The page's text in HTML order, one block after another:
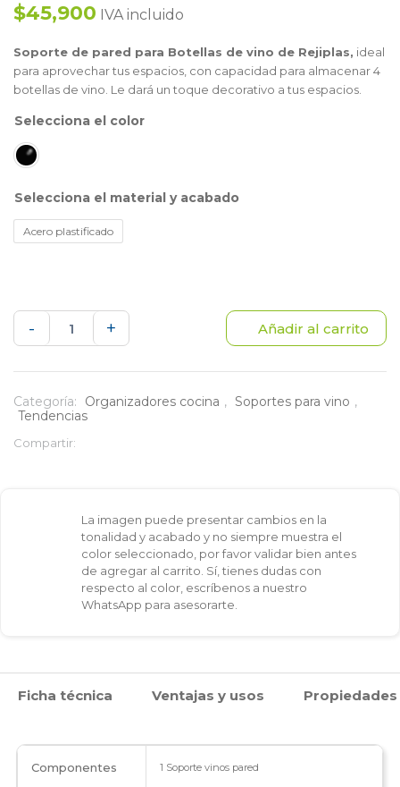
$45,900 IVA incluido
Soporte de pared para Botellas de vino de Rejiplas, ideal
para aprovechar tus espacios, con capacidad para almacenar 4
botellas de vino. Le dará un toque decorativo a tus espacios.
color
material y acabado
Acero plastificado
-
Soporte
de
+ Añadir al carrito
Categoría: Organizadores cocina , Soportes para vino ,
Tendencias
Compartir:
La imagen puede presentar cambios en la
tonalidad y acabado y no siempre muestra el
color seleccionado, por favor validar bien antes
de agregar al carrito. Sí, tienes dudas con
respecto al color, escríbenos a nuestro
WhatsApp para asesorarte.
Ficha técnica Ventajas y usos Propiedades
Componentes 1 Soporte vinos pared